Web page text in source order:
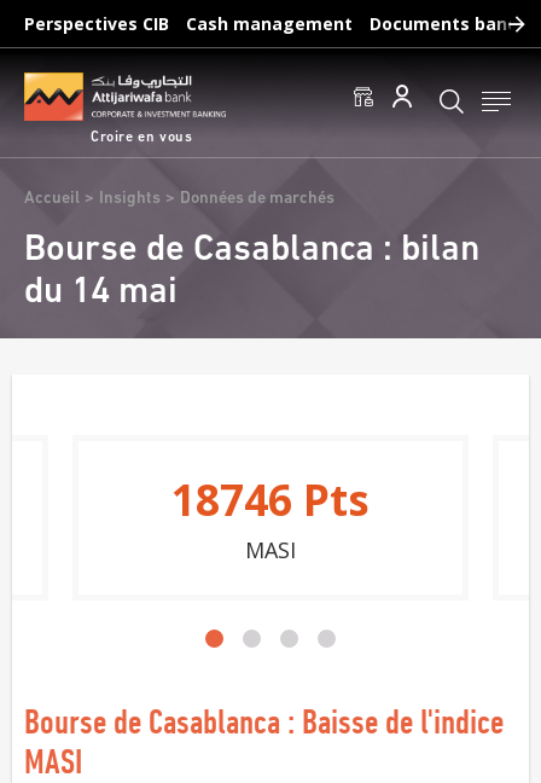
Aller
contenu
principal
Perspectives CIB Cash management Documents
Croire en vous
Fil
d'Ariane
Accueil Insights Données de marchés
Bourse de Casablanca : bilan
du 14 mai
18746 Pts
MASI
Bourse de Casablanca : Baisse de l'indice
MASI
Recherches fréquentes :
Accéder aux comptes Effectuer un virement
Éditer un RIB